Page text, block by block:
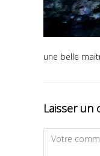
une belle
Laisser un